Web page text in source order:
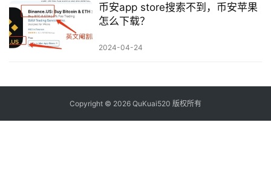
币安app store搜索不到，币安苹果
怎么下载？
2024-04-24
Copyright © 2026 QuKuai520 版权所有